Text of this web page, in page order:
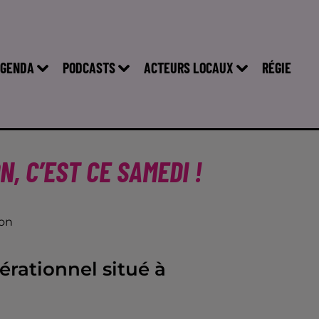
PODCASTS ACTEURS LOCAUX RÉGIE
C’EST CE SAMEDI !
situé à